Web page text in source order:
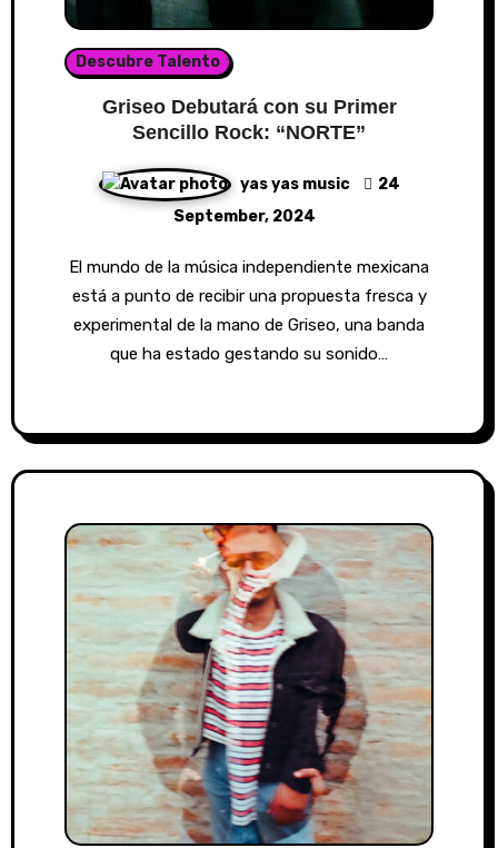
Descubre Talento
Griseo Debutará con su Primer
Sencillo Rock: “NORTE”
yas yas music
24
September, 2024
El mundo de la música independiente mexicana
está a punto de recibir una propuesta fresca y
experimental de la mano de Griseo, una banda
que ha estado gestando su sonido…